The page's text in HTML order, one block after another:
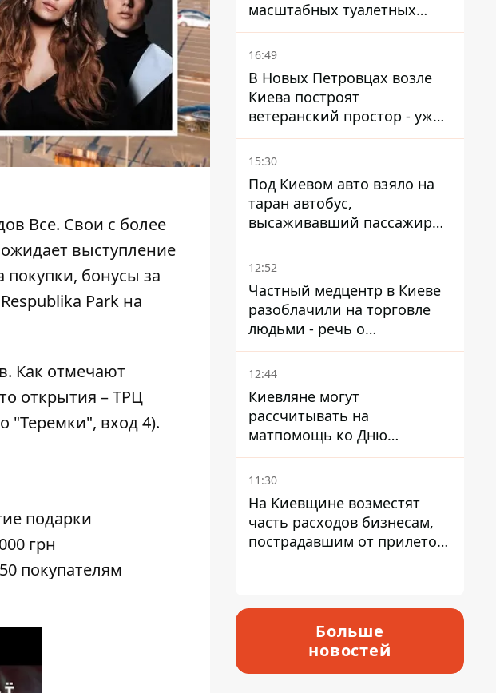
Все. Свои с более
выступление
бонусы за
Park на
Как отмечают
открытия – ТРЦ
"Теремки", вход 4).
подарки
грн
покупателям
масштабных туалетных
схем с фиктивным домом
16:49
В Новых Петровцах возле
Киева построят
ветеранский простор - уже
нашли проектанта
15:30
Под Киевом авто взяло на
таран автобус,
высаживавший пассажиров
на остановке - пассажир в
больнице
12:52
Частный медцентр в Киеве
разоблачили на торговле
людьми - речь о
суррогатном материнстве
12:44
Киевляне могут
рассчитывать на
матпомощь ко Дню
независимости - кому ее
дадут
11:30
На Киевщине возместят
часть расходов бизнесам,
пострадавшим от прилетов
Больше
новостей